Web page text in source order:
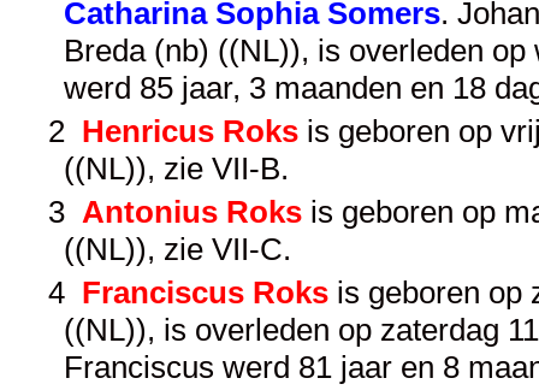
Catharina Sophia Somers.
Breda (nb) ((NL)), is overleden
werd 85 jaar, 3 maanden en 18
2 Henricus Roks is geboren op
((NL)), zie VII-B.
3 Antonius Roks is geboren op
((NL)), zie VII-C.
4 Franciscus Roks is geboren op
((NL)), is overleden op zaterdag
Franciscus werd 81 jaar en 8